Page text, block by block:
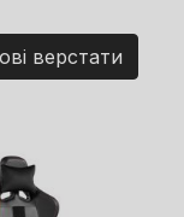
верстати